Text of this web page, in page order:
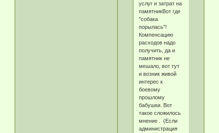
услуг и затрат на
памятникВот где
"собака
порылась"!
Компенсацию
расходов надо
получить, да и
памятник не
мешало, вот тут
и возник живой
интерес к
боевому
прошлому
бабушки. Вот
такое сложилось
мнение . (Если
администрация